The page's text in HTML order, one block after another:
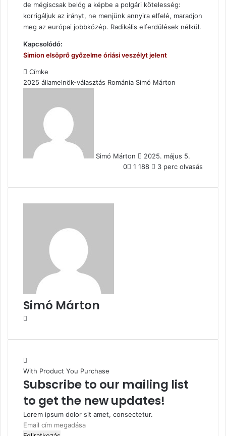
de mégiscsak belóg a képbe a polgári kötelesség:
korrigáljuk az irányt, ne menjünk annyira elfelé, maradjon
meg az európai jobbközép. Radikális elferdülések nélkül.
Kapcsolódó:
Simion elsöprő győzelme óriási veszélyt jelent
Címke
2025 államelnök-választás Románia Simó Márton
Simó Márton
2025. május 5.
0
1 188 3 perc olvasás
Simó Márton
With Product You Purchase
Subscribe to our mailing list
to get the new updates!
Lorem ipsum dolor sit amet, consectetur.
Email